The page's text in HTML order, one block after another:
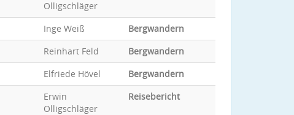
Olligschläger
Inge Weiß
Bergwandern
Reinhart Feld
Bergwandern
Elfriede Hövel
Bergwandern
Erwin
Olligschläger
Reisebericht